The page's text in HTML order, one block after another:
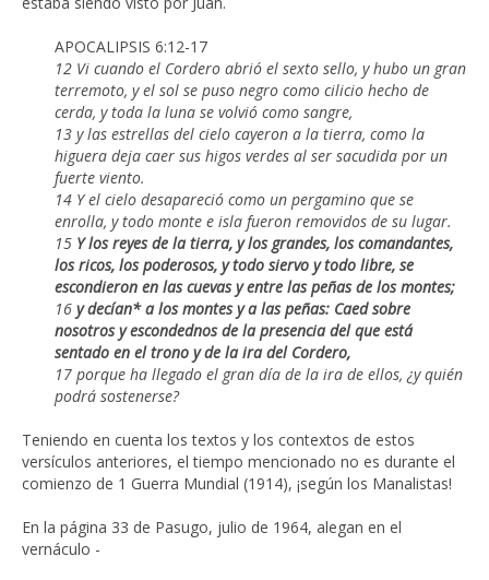
APOCALIPSIS 6:12-17
12 Vi cuando el Cordero abrió el sexto sello, y hubo un gran
terremoto, y el sol se puso negro como cilicio hecho de
cerda, y toda la luna se volvió como sangre,
13 y las estrellas del cielo cayeron a la tierra, como la
higuera deja caer sus higos verdes al ser sacudida por un
fuerte viento.
14 Y el cielo desapareció como un pergamino que se
enrolla, y todo monte e isla fueron removidos de su lugar.
15 Y los reyes de la tierra, y los grandes, los comandantes,
los ricos, los poderosos, y todo siervo y todo libre, se
escondieron en las cuevas y entre las peñas de los montes;
16 y decían* a los montes y a las peñas: Caed sobre
nosotros y escondednos de la presencia del que está
sentado en el trono y de la ira del Cordero,
17 porque ha llegado el gran día de la ira de ellos, ¿y quién
podrá sostenerse?
Teniendo en cuenta los textos y los contextos de estos
versículos anteriores, el tiempo mencionado no es durante el
comienzo de 1 Guerra Mundial (1914), ¡según los Manalistas!
En la página 33 de Pasugo, julio de 1964, alegan en el
vernáculo -